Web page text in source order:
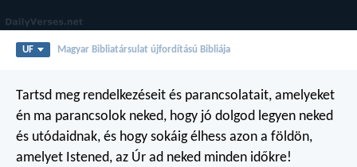
UF Magyar Bibliatársulat újfordítású Bibliája
Tartsd meg rendelkezéseit és parancsolatait, amelyeket
én ma parancsolok neked, hogy jó dolgod legyen neked
és utódaidnak, és hogy sokáig élhess azon a földön,
amelyet Istened, az Úr ad neked minden időkre!